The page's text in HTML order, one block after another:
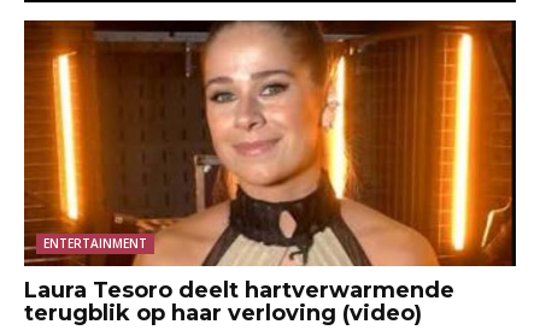
ENTERTAINMENT
Laura Tesoro deelt hartverwarmende
terugblik op haar verloving (video)